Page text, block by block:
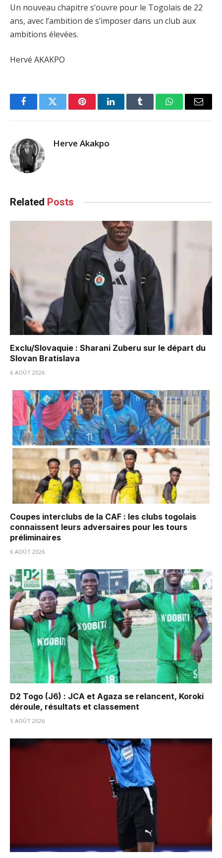
Un nouveau chapitre s’ouvre pour le Togolais de 22
ans, avec l’ambition de s’imposer dans un club aux
ambitions élevées.
Hervé AKAKPO
FacebookTwitter PinterestLinkedInTumblr WhatsAppEmail
Herve Akakpo
Related Posts
Exclu/Slovaquie : Sharani Zuberu sur le départ du
Slovan Bratislava
6 AOÛT 2026
Coupes interclubs de la CAF : les clubs togolais
connaissent leurs adversaires pour les tours
préliminaires
6 AOÛT 2026
D2 Togo (J6) : JCA et Agaza se relancent, Koroki
déroule, résultats et classement
5 AOÛT 2026